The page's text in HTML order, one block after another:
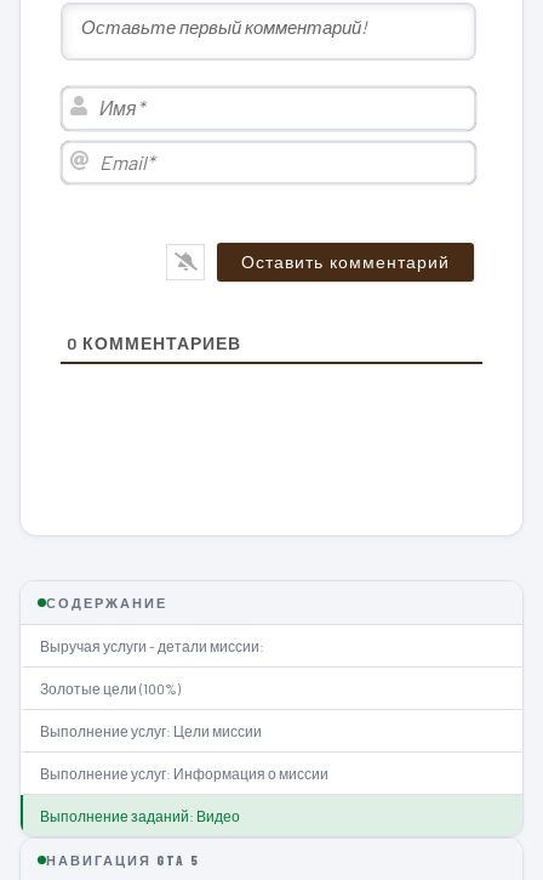
Имя*
Email*
0 КОММЕНТАРИЕВ
СОДЕРЖАНИЕ
Выручая услуги - детали миссии:
Золотые цели (100%)
Выполнение услуг: Цели миссии
Выполнение услуг: Информация о миссии
Выполнение заданий: Видео
НАВИГАЦИЯ GTA 5